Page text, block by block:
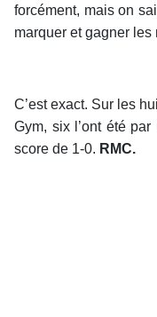
forcément, mais on
marquer et gagner les
C’est exact. Sur les
Gym, six l’ont été
score de 1-0. RMC.